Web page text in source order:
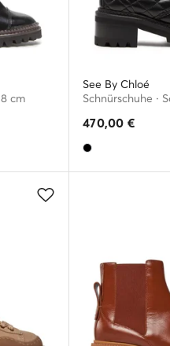
cm
See By Chloé
Schnürschuhe ·
470,00 €